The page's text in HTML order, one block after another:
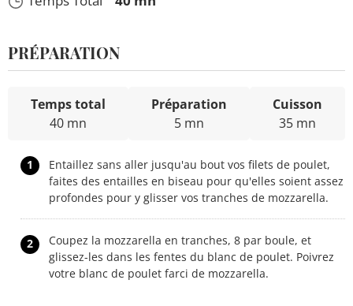
PRÉPARATION
Temps total
40 mn
Préparation
5 mn
Cuisson
35 mn
1
Entaillez sans aller jusqu'au bout vos filets de poulet,
faites des entailles en biseau pour qu'elles soient assez
profondes pour y glisser vos tranches de mozzarella.
2
Coupez la mozzarella en tranches, 8 par boule, et
glissez-les dans les fentes du blanc de poulet. Poivrez
votre blanc de poulet farci de mozzarella.